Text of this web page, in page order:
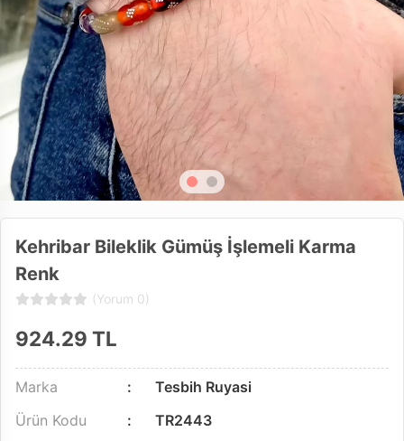
Kehribar Bileklik Gümüş İşlemeli Karma
Renk
(Yorum 0)
924.29 TL
Marka
Tesbih Ruyasi
Ürün Kodu
TR2443